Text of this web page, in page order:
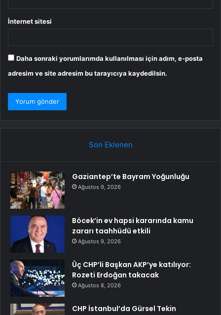
İnternet sitesi
Daha sonraki yorumlarımda kullanılması için adım, e-posta
adresim ve site adresim bu tarayıcıya kaydedilsin.
Son Eklenen
Gaziantep’te Bayram Yoğunluğu
Ağustos 9, 2026
Böcek’in ev hapsi kararında kamu
zararı taahhüdü etkili
Ağustos 9, 2026
Üç CHP’li Başkan AKP’ye katılıyor:
Rozeti Erdoğan takacak
Ağustos 8, 2026
CHP İstanbul’da Gürsel Tekin